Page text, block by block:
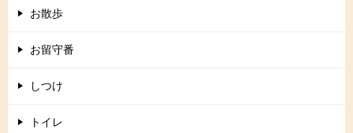
お散歩
お留守番
しつけ
トイレ